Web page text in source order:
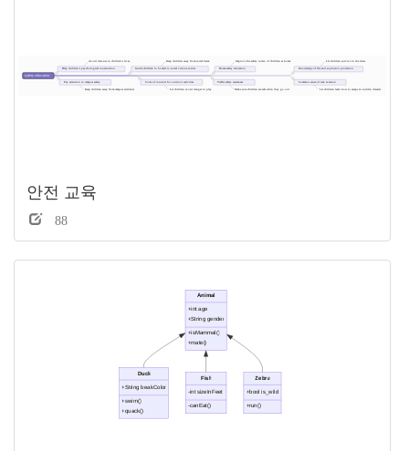
안전 교육
88